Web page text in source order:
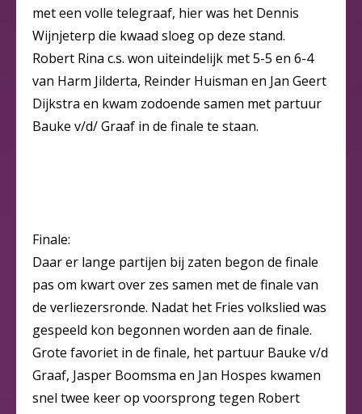
met een volle telegraaf, hier was het Dennis
Wijnjeterp die kwaad sloeg op deze stand.
Robert Rina c.s. won uiteindelijk met 5-5 en 6-4
van Harm Jilderta, Reinder Huisman en Jan Geert
Dijkstra en kwam zodoende samen met partuur
Bauke v/d/ Graaf in de finale te staan.
Finale:
Daar er lange partijen bij zaten begon de finale
pas om kwart over zes samen met de finale van
de verliezersronde. Nadat het Fries volkslied was
gespeeld kon begonnen worden aan de finale.
Grote favoriet in de finale, het partuur Bauke v/d
Graaf, Jasper Boomsma en Jan Hospes kwamen
snel twee keer op voorsprong tegen Robert